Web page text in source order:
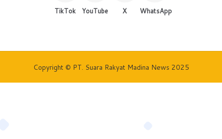
TikTok YouTube X WhatsApp
Copyright © PT. Suara Rakyat Madina News 2025